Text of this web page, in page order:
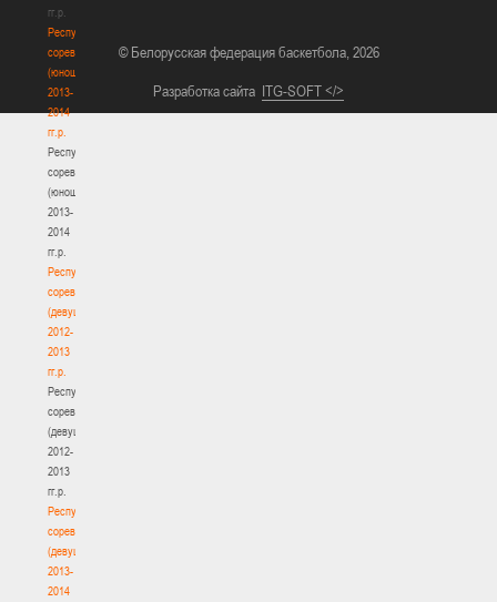
гг.р.
Республиканские
соревнования
(юноши)
2013-
2014
гг.р.
Республиканские
соревнования
(юноши)
2013-
2014
гг.р.
Республиканские
соревнования
(девушки)
2012-
2013
гг.р.
Республиканские
соревнования
(девушки)
2012-
2013
гг.р.
Республиканские
соревнования
(девушки)
2013-
2014
© Белорусская федерация баскетбола, 2026
Разработка сайта ITG-SOFT </>